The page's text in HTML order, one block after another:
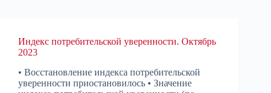
Индекс потребительской уверенности. Октябрь
2023
• Восстановление индекса потребительской
уверенности приостановилось • Значение